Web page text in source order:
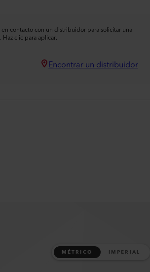
en contacto con un distribuidor para solicitar una
Haz clic para aplicar.
Encontrar un distribuidor
MÉTRICO IMPERIAL